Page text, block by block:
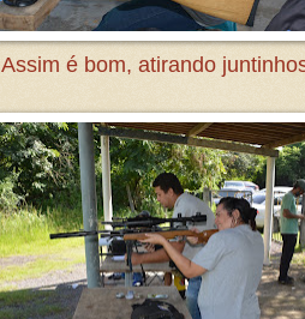
Assim é bom, atirando